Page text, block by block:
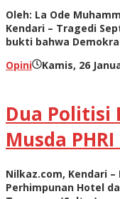
Oleh: La Ode
Kendari – Tragedi
bukti bahwa
Opini
Kamis, 26
Dua Politisi
Musda
Nilkaz.com, Kendari –
Perhimpunan Hotel